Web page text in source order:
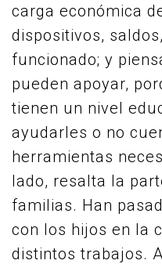
carga económica
dispositivos,
funcionado; y
pueden apoyar,
tienen un nivel
ayudarles o no
herramientas
lado, resalta la
familias. Han
con los hijos en la
distintos trabajos.